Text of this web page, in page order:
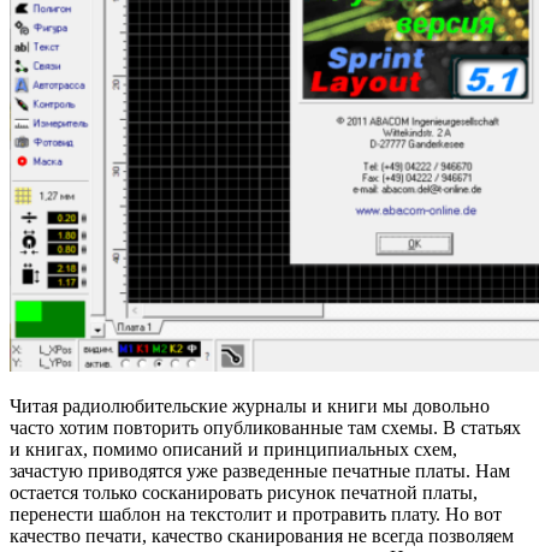
Читая радиолюбительские журналы и книги мы довольно
часто хотим повторить опубликованные там схемы. В статьях
и книгах, помимо описаний и принципиальных схем,
зачастую приводятся уже разведенные печатные платы. Нам
остается только сосканировать рисунок печатной платы,
перенести шаблон на текстолит и протравить плату. Но вот
качество печати, качество сканирования не всегда позволяем